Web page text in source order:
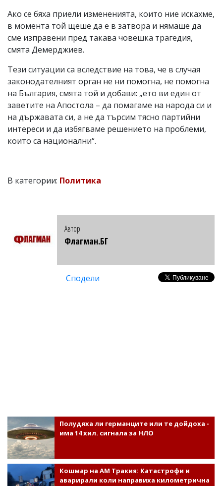
Ако се бяха приели измененията, които ние искахме,
в момента той щеше да е в затвора и нямаше да
сме изправени пред такава човешка трагедия,
смята Демерджиев.
Тези ситуации са вследствие на това, че в случая
законодателният орган не ни помогна, не помогна
на България, смята той и добави: „ето ви един от
заветите на Апостола – да помагаме на народа си и
на държавата си, а не да търсим тясно партийни
интереси и да избягваме решението на проблеми,
които са национални“.
В категории: Политика
Автор
Флагман.БГ
Сподели
Полудяха ли германците или те дойдоха -
има 14 хил. сигнала за НЛО
Кошмар на АМ Тракия: Катастрофи и
аварирали коли направиха километрична